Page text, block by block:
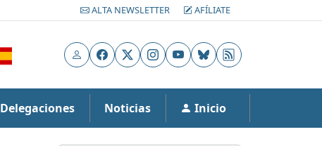
ALTA NEWSLETTER AFÍLIATE
UsuarioFacebook
X Instagram
YouTubeBluesky
RSS
Delegaciones Noticias Inicio